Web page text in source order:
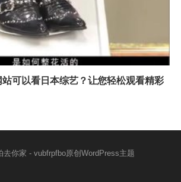
可以看日本综艺？让您轻松观看精彩
去你家 - vubfrpfbo原创WordPress主题